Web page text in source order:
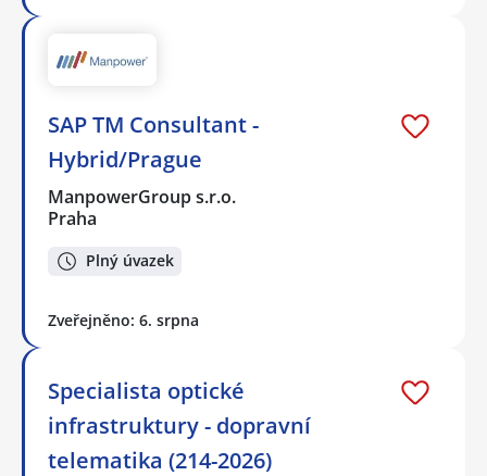
SAP TM Consultant -
Hybrid/Prague
ManpowerGroup s.r.o.
Praha
Plný úvazek
Zveřejněno: 6. srpna
Specialista optické
infrastruktury - dopravní
telematika (214-2026)